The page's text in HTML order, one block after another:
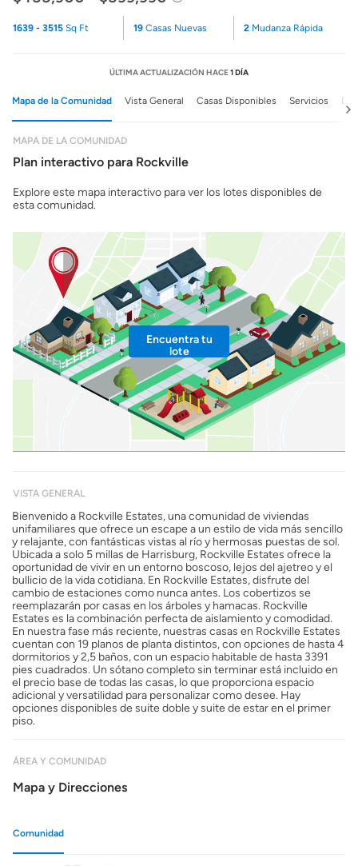
1639 - 3515 Sq Ft 19Casas Nuevas 2 Mudanza Rápida
ÚLTIMA ACTUALIZACIÓN HACE1 DÍA
Mapa de la Comunidad Vista General Casas Disponibles Servicios
MAPA DE LA COMUNIDAD
Plan interactivo para Rockville
Explore este mapa interactivo para ver los lotes disponibles de
esta comunidad.
Encuentra tu
lote
VISTA GENERAL
Bienvenido a Rockville Estates, una comunidad de viviendas
unifamiliares que ofrece un escape a un estilo de vida más sencillo
y relajante, con fantásticas vistas al río y hermosas puestas de sol.
Ubicada a solo 5 millas de Harrisburg, Rockville Estates ofrece la
oportunidad de vivir en un entorno boscoso, lejos del ajetreo y el
bullicio de la vida cotidiana. En Rockville Estates, disfrute del
cambio de estaciones como nunca antes. Los cobertizos se
reemplazarán por casas en los árboles y hamacas. Rockville
Estates es la combinación perfecta de aislamiento y comodidad.
En nuestra fase más reciente, nuestras casas en Rockville Estates
cuentan con 19 planos de planta distintos, con opciones de hasta 4
dormitorios y 2,5 baños, con un espacio habitable de hasta 3391
pies cuadrados. Un sótano completo sin terminar está incluido en
el precio base de todas las casas, lo que proporciona espacio
adicional y versatilidad para personalizar como desee. Hay
opciones disponibles de suite doble y suite de estar en el primer
piso.
ÁREA Y COMUNIDAD
Mapa y Direcciones
Comunidad